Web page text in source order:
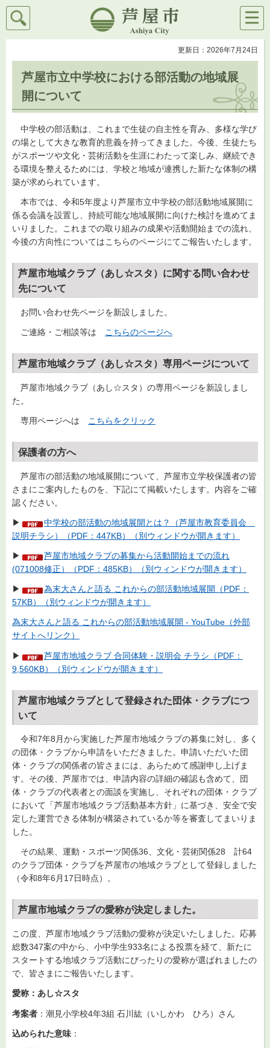
芦屋市
検索
メニ
ュー
更新日：2026年7月24日
芦屋市立中学校における部活動の地域展
開について
中学校の部活動は、これまで生徒の自主性を育み、多様な学び
の場として大きな教育的意義を持ってきました。今後、生徒たち
がスポーツや文化・芸術活動を生涯にわたって楽しみ、継続でき
る環境を整えるためには、学校と地域が連携した新たな体制の構
築が求められています。
本市では、令和5年度より芦屋市立中学校の部活動地域展開に
係る会議を設置し、持続可能な地域展開に向けた検討を進めてま
いりました。これまでの取り組みの成果や活動開始までの流れ、
今後の方向性についてはこちらのページにてご報告いたします。
芦屋市地域クラブ（あし☆スタ）に関する問い合わせ
先について
お問い合わせ先ページを新設しました。
ご連絡・ご相談等は こちらのページへ
芦屋市地域クラブ（あし☆スタ）専用ページについて
芦屋市地域クラブ（あし☆スタ）の専用ページを新設しまし
た。
専用ページへは こちらをクリック
保護者の方へ
芦屋市の部活動の地域展開について、芦屋市立学校保護者の皆
さまにご案内したものを、下記にて掲載いたします。内容をご確
認ください。
▶
中学校の部活動の地域展開とは？（芦屋市教育委員会
説明チラシ）（PDF：447KB）（別ウィンドウが開きます）
▶
芦屋市地域クラブの募集から活動開始までの流れ
(071008修正）（PDF：485KB）（別ウィンドウが開きます）
▶
為末大さんと語る これからの部活動地域展開（PDF：
57KB）（別ウィンドウが開きます）
為末大さんと語る これからの部活動地域展開 - YouTube（外部
サイトへリンク）
▶
芦屋市地域クラブ 合同体験・説明会 チラシ（PDF：
9,560KB）（別ウィンドウが開きます）
芦屋市地域クラブとして登録された団体・クラブにつ
いて
令和7年8月から実施した芦屋市地域クラブの募集に対し、多く
の団体・クラブから申請をいただきました。申請いただいた団
体・クラブの関係者の皆さまには、あらためて感謝申し上げま
す。その後、芦屋市では、申請内容の詳細の確認も含めて、団
体・クラブの代表者との面談を実施し、それぞれの団体・クラブ
において「芦屋市地域クラブ活動基本方針」に基づき、安全で安
定した運営できる体制が構築されているか等を審査してまいりま
した。
その結果、運動・スポーツ関係36、文化・芸術関係28 計64
のクラブ団体・クラブを芦屋市の地域クラブとして登録しました
（令和8年6月17日時点）。
芦屋市地域クラブの愛称が決定しました。
この度、芦屋市地域クラブ活動の愛称が決定いたしました。応募
総数347案の中から、小中学生933名による投票を経て、新たに
スタートする地域クラブ活動にぴったりの愛称が選ばれましたの
で、皆さまにご報告いたします。
愛称：あし☆スタ
考案者 ：潮見小学校4年3組 石川紘（いしかわ ひろ）さん
込められた意味 ：